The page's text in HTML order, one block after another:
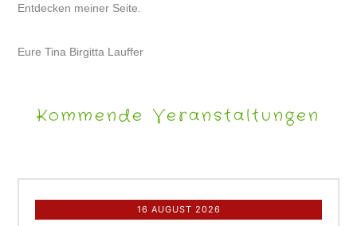
Entdecken meiner Seite.
Eure Tina Birgitta Lauffer
Kommende Veranstaltungen
16 AUGUST 2026